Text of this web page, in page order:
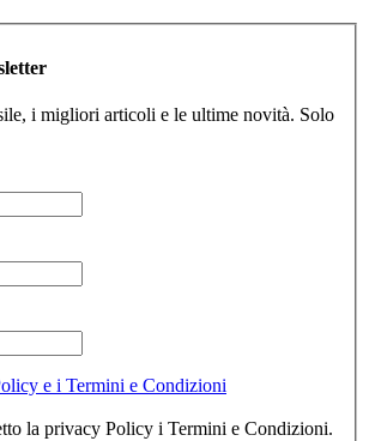
i migliori articoli e le ultime novità. Solo
e i Termini e Condizioni
la privacy Policy i Termini e Condizioni.